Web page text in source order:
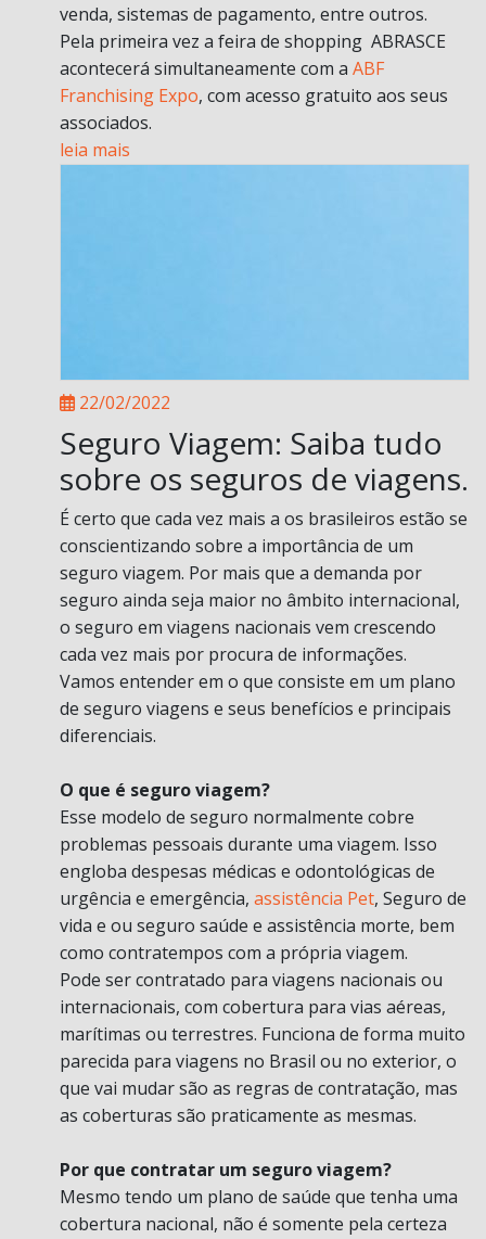
venda, sistemas de pagamento, entre outros.
Pela primeira vez a feira de shopping ABRASCE
acontecerá simultaneamente com a ABF
Franchising Expo, com acesso gratuito aos seus
associados.
leia mais
22/02/2022
Seguro Viagem: Saiba tudo
sobre os seguros de viagens.
É certo que cada vez mais a os brasileiros estão se
conscientizando sobre a importância de um
seguro viagem. Por mais que a demanda por
seguro ainda seja maior no âmbito internacional,
o seguro em viagens nacionais vem crescendo
cada vez mais por procura de informações.
Vamos entender em o que consiste em um plano
de seguro viagens e seus benefícios e principais
diferenciais.
O que é seguro viagem?
Esse modelo de seguro normalmente cobre
problemas pessoais durante uma viagem. Isso
engloba despesas médicas e odontológicas de
urgência e emergência, assistência Pet, Seguro de
vida e ou seguro saúde e assistência morte, bem
como contratempos com a própria viagem.
Pode ser contratado para viagens nacionais ou
internacionais, com cobertura para vias aéreas,
marítimas ou terrestres. Funciona de forma muito
parecida para viagens no Brasil ou no exterior, o
que vai mudar são as regras de contratação, mas
as coberturas são praticamente as mesmas.
Por que contratar um seguro viagem?
Mesmo tendo um plano de saúde que tenha uma
cobertura nacional, não é somente pela certeza